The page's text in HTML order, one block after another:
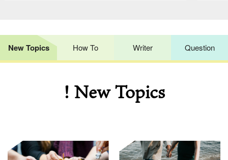
New Topics How To Writer Question
! New Topics